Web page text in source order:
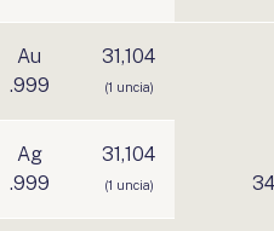
Au
.999
31,104
(1 uncia)
34
Ag
.999
31,104
(1 uncia)